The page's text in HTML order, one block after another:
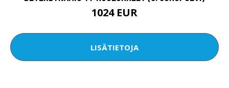
1024 EUR
LISÄTIETOJA